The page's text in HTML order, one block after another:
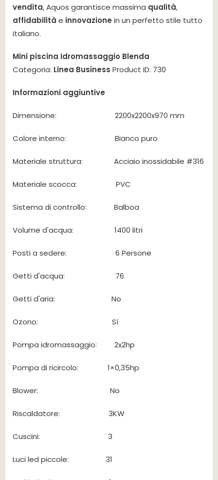
vendita, Aquos garantisce massima qualità,
affidabilità e innovazione in un perfetto stile tutto
italiano.
Mini piscina Idromassaggio Blenda
Categoria: Linea Business Product ID: 730
Informazioni aggiuntive
Dimensione: 2200x2200x970 mm
Colore interno: Bianco puro
Materiale struttura: Acciaio inossidabile #316
Materiale scocca: PVC
Sistema di controllo: Balboa
Volume d'acqua: 1400 litri
Posti a sedere: 6 Persone
Getti d'acqua: 76
Getti d'aria: No
Ozono: Sì
Pompa idromassaggio: 2x2hp
Pompa di ricircolo: 1×0,35hp
Blower: No
Riscaldatore: 3KW
Cuscini: 3
Luci led piccole: 31